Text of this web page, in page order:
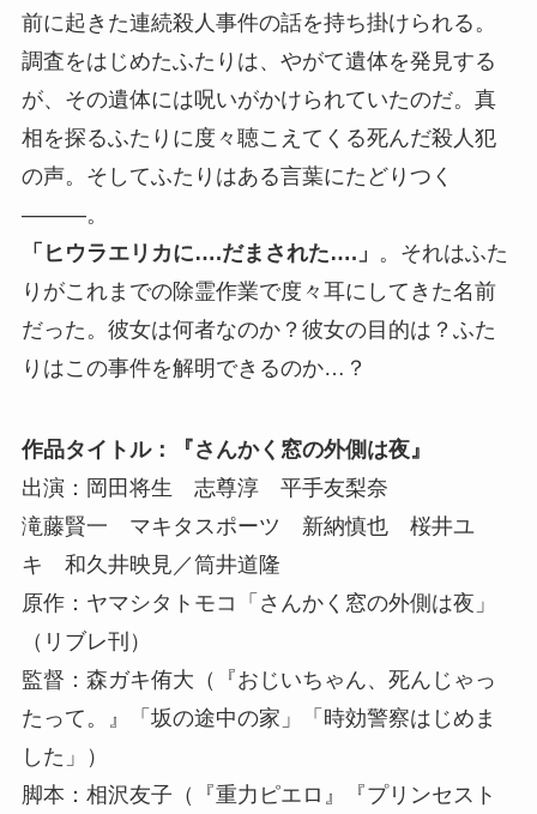
前に起きた連続殺人事件の話を持ち掛けられる。
調査をはじめたふたりは、やがて遺体を発見する
が、その遺体には呪いがかけられていたのだ。真
相を探るふたりに度々聴こえてくる死んだ殺人犯
の声。そしてふたりはある言葉にたどりつく
―――。
「 ヒウラエリカに….だまされた…. 」 。それはふた
りがこれまでの除霊作業で度々耳にしてきた名前
だった。彼女は何者なのか？彼女の目的は？ふた
りはこの事件を解明できるのか…？
作品タイトル：『さんかく窓の外側は夜』
出演：岡田将生 志尊淳 平手友梨奈
滝藤賢一 マキタスポーツ 新納慎也 桜井ユ
キ 和久井映見／筒井道隆
原作：ヤマシタトモコ「さんかく窓の外側は夜」
（リブレ刊）
監督：森ガキ侑大（『おじいちゃん、死んじゃっ
たって。』「坂の途中の家」「時効警察はじめま
した」）
脚本：相沢友子（『重力ピエロ』『プリンセスト